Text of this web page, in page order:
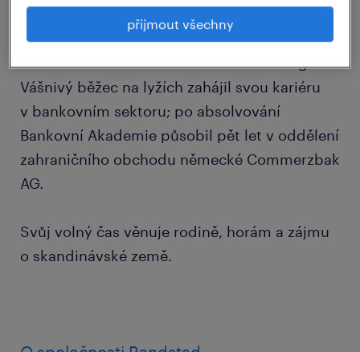
sebou 8 letou zkušenost ve společnosti
Robert Half, kde vedl tým konzultantů se
zaměřením na oblast Finance Accounting.
Vášnivý běžec na lyžích zahájil svou kariéru
v bankovním sektoru; po absolvování
Bankovní Akademie působil pět let v oddělení
zahraničního obchodu německé Commerzbak
AG.
Svůj volný čas věnuje rodině, horám a zájmu
o skandinávské země.
přijmout všechny